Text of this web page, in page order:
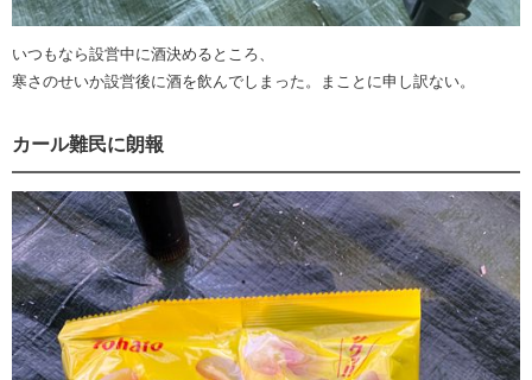
いつもなら設営中に酒決めるところ、
寒さのせいか設営後に酒を飲んでしまった。まことに申し訳ない。
カール難民に朗報